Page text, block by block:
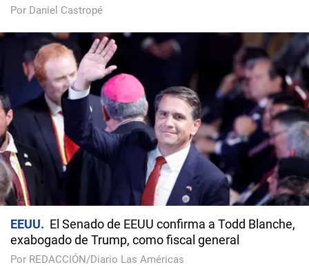
Por Daniel Castropé
EEUU
El Senado de EEUU confirma a Todd Blanche,
exabogado de Trump, como fiscal general
Por REDACCIÓN/Diario Las Américas